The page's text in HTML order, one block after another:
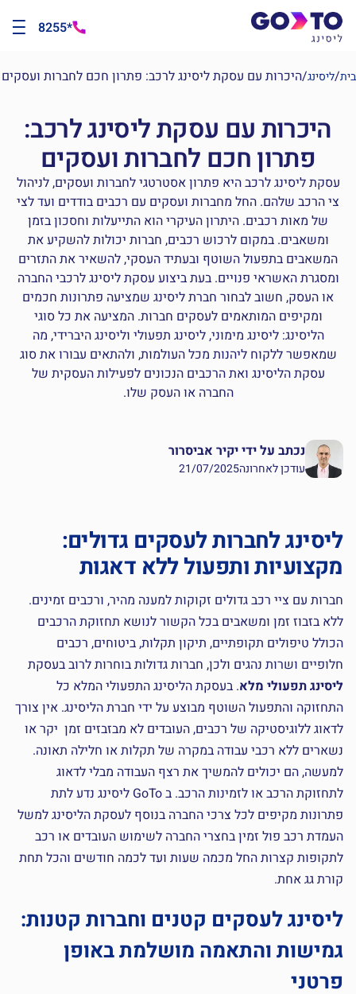
*8255
בית/ליסינג/היכרות עם עסקת ליסינג לרכב: פתרון חכם לחברות ועסקים
היכרות עם עסקת ליסינג לרכב:
פתרון חכם לחברות ועסקים
עסקת ליסינג לרכב היא פתרון אסטרטגי לחברות ועסקים, לניהול
צי הרכב שלהם. החל מחברות ועסקים עם רכבים בודדים ועד לצי
של מאות רכבים. היתרון העיקרי הוא התייעלות וחסכון בזמן
ומשאבים. במקום לרכוש רכבים, חברות יכולות להשקיע את
המשאבים בתפעול השוטף ובעתיד העסקי, להשאיר את התזרים
ומסגרת האשראי פנויים. בעת ביצוע עסקת ליסינג לרכבי החברה
או העסק, חשוב לבחור חברת ליסינג שמציעה פתרונות חכמים
ומקיפים המותאמים לעסקים חברות. המציעה את כל סוגי
הליסינג: ליסינג מימוני, ליסינג תפעולי וליסינג היברידי, מה
שמאפשר ללקוח ליהנות מכל העולמות, ולהתאים עבורו את סוג
עסקת הליסינג ואת הרכבים הנכונים לפעילות העסקית של
החברה או העסק שלו.
נכתב על ידי יקיר אביסרור
עודכן לאחרונה21/07/2025
ליסינג לחברות לעסקים גדולים:
מקצועיות ותפעול ללא דאגות
חברות עם ציי רכב גדולים זקוקות למענה מהיר, ורכבים זמינים.
ללא בזבוז זמן ומשאבים בכל הקשור לנושא תחזוקת הרכבים
הכולל טיפולים תקופתיים, תיקון תקלות, ביטוחים, רכבים
חלופיים ושרות נהגים ולכן, חברות גדולות בוחרות לרוב בעסקת
ליסינג תפעולי מלא. בעסקת הליסינג התפעולי המלא כל
התחזוקה והתפעול השוטף מבוצע על ידי חברת הליסינג. אין צורך
לדאוג ללוגיסטיקה של רכבים, העובדים לא מבזבזים זמן יקר או
נשארים ללא רכבי עבודה במקרה של תקלות או חלילה תאונה.
למעשה, הם יכולים להמשיך את רצף העבודה מבלי לדאוג
לתחזוקת הרכב או לזמינות הרכב. ב GoTo ליסינג נדע לתת
פתרונות מקיפים לכל צרכי החברה בנוסף לעסקת הליסינג למשל
העמדת רכב פול זמין בחצרי החברה לשימוש העובדים או רכב
לתקופות קצרות החל מכמה שעות ועד לכמה חודשים והכל תחת
קורת גג אחת.
ליסינג לעסקים קטנים וחברות קטנות:
גמישות והתאמה מושלמת באופן
פרטני